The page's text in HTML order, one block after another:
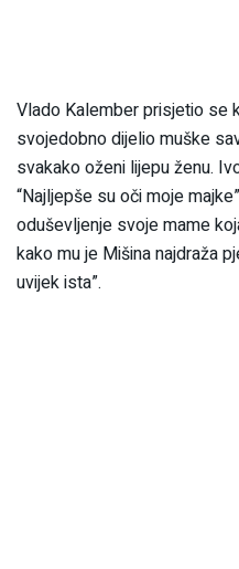
Vlado Kalember prisjetio se
svojedobno dijelio muške
svakako oženi lijepu ženu.
“Najljepše su oči moje
oduševljenje svoje mame
kako mu je Mišina najdraža
uvijek ista”.